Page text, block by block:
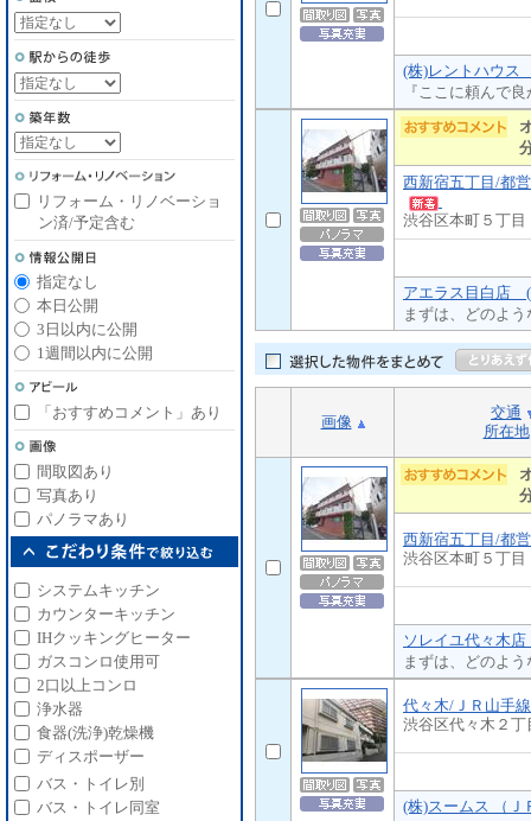
(株)レントハウス
『ここに頼んで
西新宿五丁目/都
渋谷区本町５丁目
アエラス目白店 (
まずは、どのよ
画像
交通
所在地
西新宿五丁目/都
渋谷区本町５丁目
ソレイユ代々木
まずは、どのよ
代々木/ＪＲ山手線
渋谷区代々木２丁
(株)スームス （Ｊ
リフォーム・リノベーショ
ン済/予定含む
指定なし
本日公開
3日以内に公開
1週間以内に公開
「おすすめコメント」あり
間取図あり
写真あり
パノラマあり
システムキッチン
カウンターキッチン
IHクッキングヒーター
ガスコンロ使用可
2口以上コンロ
浄水器
食器(洗浄)乾燥機
ディスポーザー
バス・トイレ別
バス・トイレ同室